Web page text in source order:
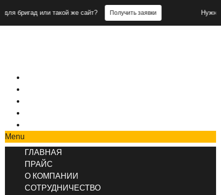
или такой же сайт? Получить заявки Нужны заявки
Menu
ГЛАВНАЯ
ПРАЙС
О КОМПАНИИ
СОТРУДНИЧЕСТВО